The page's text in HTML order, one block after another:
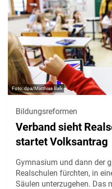
dpa/Matthias Balk
Bildungsreformen
Verband sieht
startet Volksantrag
Gymnasium und dann der
Realschulen fürchten, in
Säulen unterzugehen. Das